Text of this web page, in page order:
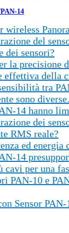
14
wireless
del
dei sensori?
la precisione
della
tra
sono diverse.
14 hanno
dei
RMS reale?
ed energia
14
per una
PAN-10 e
Sensor PAN-